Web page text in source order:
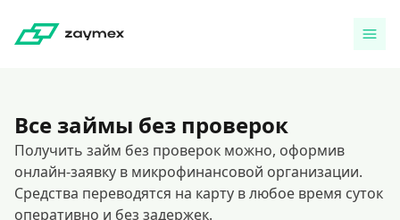
Все займы без проверок
Получить займ без проверок можно, оформив
онлайн-заявку в микрофинансовой организации.
Средства переводятся на карту в любое время суток
оперативно и без задержек.